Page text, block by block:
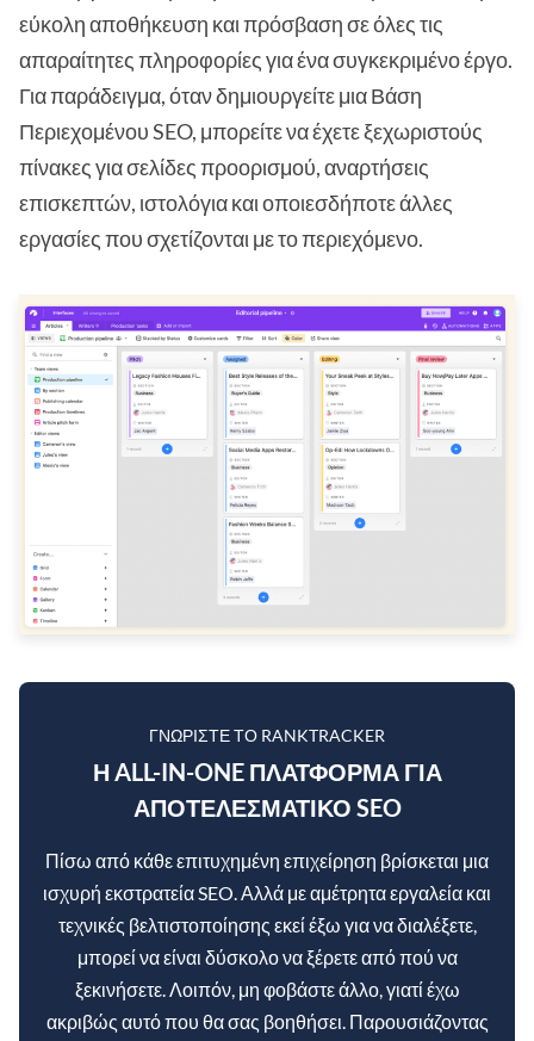
εύκολη αποθήκευση και πρόσβαση σε όλες τις
απαραίτητες πληροφορίες για ένα συγκεκριμένο έργο.
Για παράδειγμα, όταν δημιουργείτε μια Βάση
Περιεχομένου SEO, μπορείτε να έχετε ξεχωριστούς
πίνακες για σελίδες προορισμού, αναρτήσεις
επισκεπτών, ιστολόγια και οποιεσδήποτε άλλες
εργασίες που σχετίζονται με το περιεχόμενο.
ΓΝΩΡΊΣΤΕ ΤΟ RANKTRACKER
Η ALL-IN-ONE ΠΛΑΤΦΌΡΜΑ ΓΙΑ
ΑΠΟΤΕΛΕΣΜΑΤΙΚΌ SEO
Πίσω από κάθε επιτυχημένη επιχείρηση βρίσκεται μια
ισχυρή εκστρατεία SEO. Αλλά με αμέτρητα εργαλεία και
τεχνικές βελτιστοποίησης εκεί έξω για να διαλέξετε,
μπορεί να είναι δύσκολο να ξέρετε από πού να
ξεκινήσετε. Λοιπόν, μη φοβάστε άλλο, γιατί έχω
ακριβώς αυτό που θα σας βοηθήσει. Παρουσιάζοντας